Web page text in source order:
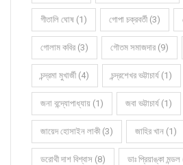
গীতালি ঘোষ (1) গোপা চক্রবর্তী (3)
গোলাম কবির (3) গৌতম সমাজদার (9)
চন্দ্রমা মুখার্জী (4) চন্দ্রশেখর ভট্টাচার্য (1)
জনা বন্দ্যোপাধ্যায় (1) জবা ভট্টাচার্য (1)
জায়েদ হোসাইন লাকী (3) জাহির খান (1)
ডরোথী দাশ বিশ্বাস (8) ডাঃ প্রিয়াঙ্কা